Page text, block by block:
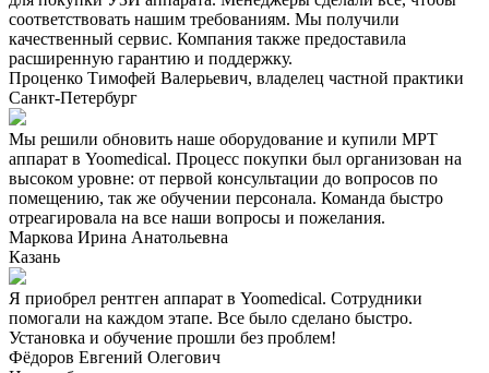
соответствовать нашим требованиям. Мы получили
качественный сервис. Компания также предоставила
расширенную гарантию и поддержку.
Проценко Тимофей Валерьевич, владелец частной практики
Санкт-Петербург
Мы решили обновить наше оборудование и купили МРТ
аппарат в Yoomedical. Процесс покупки был организован на
высоком уровне: от первой консультации до вопросов по
помещению, так же обучении персонала. Команда быстро
отреагировала на все наши вопросы и пожелания.
Маркова Ирина Анатольевна
Казань
Я приобрел рентген аппарат в Yoomedical. Сотрудники
помогали на каждом этапе. Все было сделано быстро.
Установка и обучение прошли без проблем!
Фёдоров Евгений Олегович